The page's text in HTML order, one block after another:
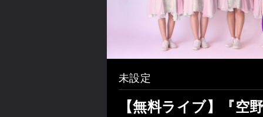
未設定
【無料ライブ】『空